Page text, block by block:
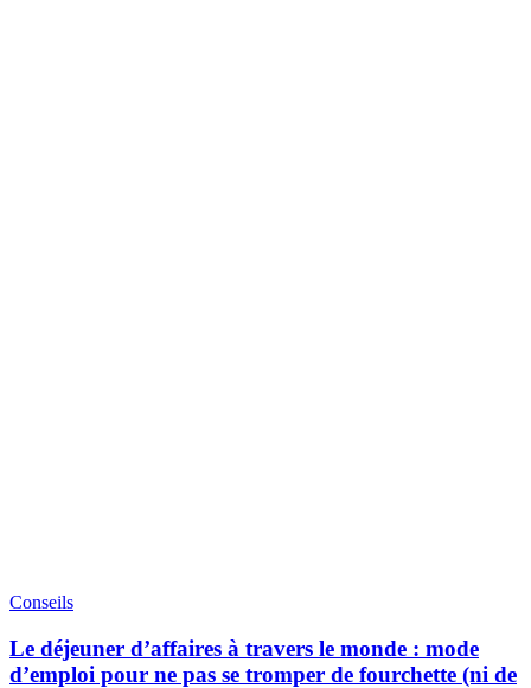
Conseils
Le déjeuner d’affaires à travers le monde : mode
d’emploi pour ne pas se tromper de fourchette (ni de